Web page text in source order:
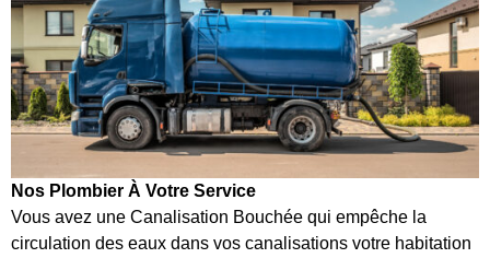
Nos Plombier À Votre Service
Vous avez une Canalisation Bouchée qui empêche la
circulation des eaux dans vos canalisations votre habitation